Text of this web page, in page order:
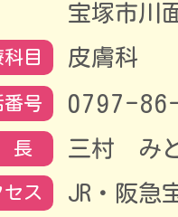
宝塚市川
目 皮膚科
番号 0797-
長 三村 み
セス JR・阪急